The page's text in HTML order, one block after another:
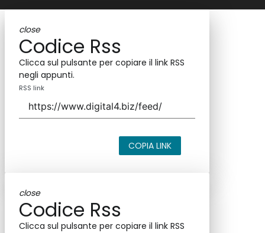
close
Codice Rss
Clicca sul pulsante per copiare il link RSS
negli appunti.
RSS link
COPIA LINK
close
Codice Rss
Clicca sul pulsante per copiare il link RSS